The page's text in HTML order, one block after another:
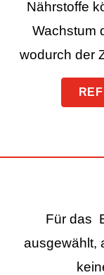
Nährstoffe
Wachstum
wodurch der
Für das
ausgewählt,